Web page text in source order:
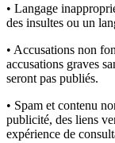
• Langage
des insultes ou un
• Accusations non
accusations graves
seront pas publiés.
• Spam et contenu
publicité, des liens
expérience de